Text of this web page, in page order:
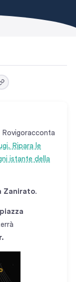
Rovigoracconta
Ripara le
istante della
Zanirato.